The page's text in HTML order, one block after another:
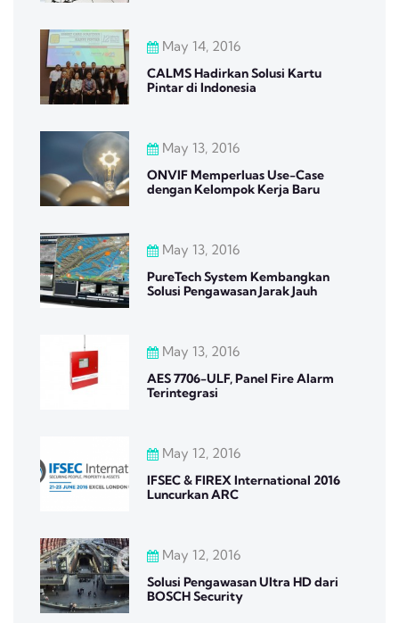
May 14, 2016
CALMS Hadirkan Solusi Kartu
Pintar di Indonesia
May 13, 2016
ONVIF Memperluas Use-Case
dengan Kelompok Kerja Baru
May 13, 2016
PureTech System Kembangkan
Solusi Pengawasan Jarak Jauh
May 13, 2016
AES 7706-ULF, Panel Fire Alarm
Terintegrasi
May 12, 2016
IFSEC & FIREX International 2016
Luncurkan ARC
May 12, 2016
Solusi Pengawasan Ultra HD dari
BOSCH Security